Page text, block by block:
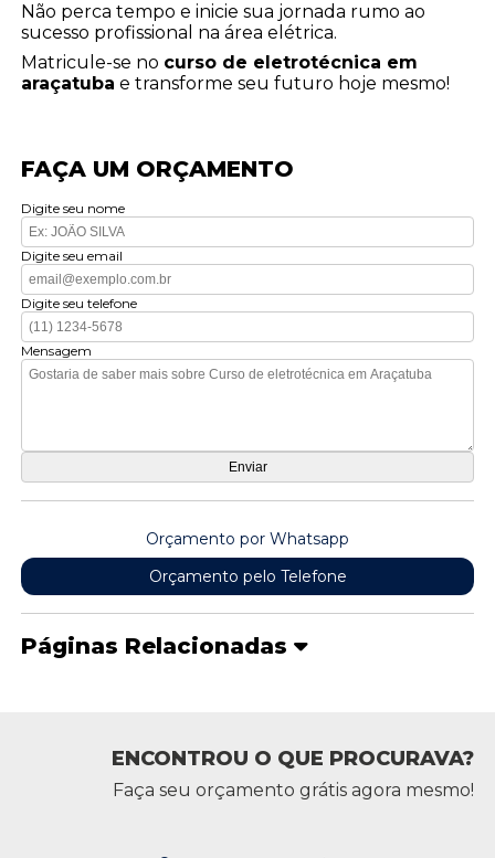
Não perca tempo e inicie sua jornada rumo ao
sucesso profissional na área elétrica.
Matricule-se no curso de eletrotécnica em
araçatuba e transforme seu futuro hoje mesmo!
FAÇA UM ORÇAMENTO
Digite seu nome
Digite seu email
Digite seu telefone
Mensagem
Orçamento por Whatsapp
Orçamento pelo Telefone
Páginas Relacionadas
ENCONTROU O QUE PROCURAVA?
Faça seu orçamento grátis agora mesmo!